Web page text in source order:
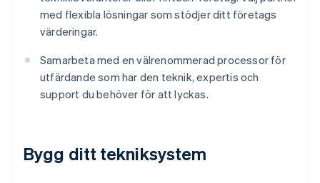
med flexibla lösningar som stödjer ditt företags
värderingar.
Samarbeta med en välrenommerad processor för
utfärdande som har den teknik, expertis och
support du behöver för att lyckas.
Bygg ditt tekniksystem